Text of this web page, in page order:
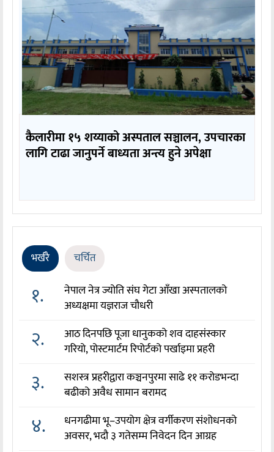
कैलारीमा १५ शय्याको अस्पताल सञ्चालन, उपचारका
लागि टाढा जानुपर्ने बाध्यता अन्त्य हुने अपेक्षा
भर्खरै चर्चित
१.
नेपाल नेत्र ज्योति संघ गेटा आँखा अस्पतालको
अध्यक्षमा यज्ञराज चौधरी
२.
आठ दिनपछि पूजा धानुकको शव दाहसंस्कार
गरियो, पोस्टमार्टम रिपोर्टको पर्खाइमा प्रहरी
३.
सशस्त्र प्रहरीद्वारा कञ्चनपुरमा साढे ११ करोडभन्दा
बढीको अवैध सामान बरामद
४.
धनगढीमा भू–उपयोग क्षेत्र वर्गीकरण संशोधनको
अवसर, भदौ ३ गतेसम्म निवेदन दिन आग्रह